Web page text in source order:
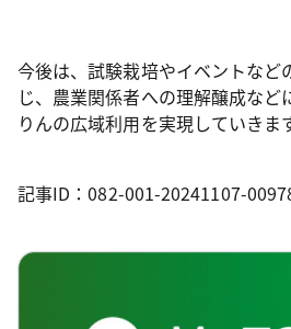
今後は、試験栽培やイベントなど
じ、農業関係者への理解醸成など
りんの広域利用を実現していきま
記事ID：082-001-20241107-